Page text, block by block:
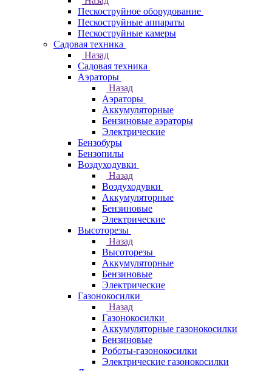
Пескоструйное оборудование
Пескоструйные аппараты
Пескоструйные камеры
Садовая техника
Назад
Садовая техника
Аэраторы
Назад
Аэраторы
Аккумуляторные
Бензиновые аэраторы
Электрические
Бензобуры
Бензопилы
Воздуходувки
Назад
Воздуходувки
Аккумуляторные
Бензиновые
Электрические
Высоторезы
Назад
Высоторезы
Аккумуляторные
Бензиновые
Электрические
Газонокосилки
Назад
Газонокосилки
Аккумуляторные газонокосилки
Бензиновые
Роботы-газонокосилки
Электрические газонокосилки